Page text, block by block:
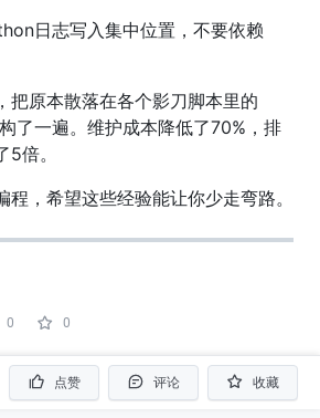
日志写入集中位置，不要依赖
把原本散落在各个影刀脚本里的
了一遍。维护成本降低了70%，排
倍。
，希望这些经验能让你少走弯路。
0 0
点赞 评论 收藏